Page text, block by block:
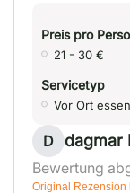
Preis pro
21 - 30 €
Servicetyp
Vor Ort essen
D dagmar
Bewertung
Original Rezension